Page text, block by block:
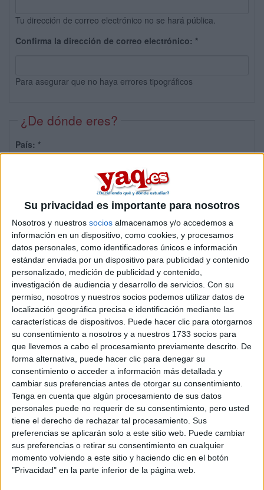
Su privacidad es importante para nosotros
Nosotros y nuestros socios almacenamos y/o accedemos a
información en un dispositivo, como cookies, y procesamos
datos personales, como identificadores únicos e información
estándar enviada por un dispositivo para publicidad y contenido
personalizado, medición de publicidad y contenido,
investigación de audiencia y desarrollo de servicios. Con su
permiso, nosotros y nuestros socios podemos utilizar datos de
localización geográfica precisa e identificación mediante las
características de dispositivos. Puede hacer clic para otorgarnos
su consentimiento a nosotros y a nuestros 1733 socios para
que llevemos a cabo el procesamiento previamente descrito. De
forma alternativa, puede hacer clic para denegar su
consentimiento o acceder a información más detallada y
cambiar sus preferencias antes de otorgar su consentimiento.
Tenga en cuenta que algún procesamiento de sus datos
personales puede no requerir de su consentimiento, pero usted
tiene el derecho de rechazar tal procesamiento. Sus
preferencias se aplicarán solo a este sitio web. Puede cambiar
sus preferencias o retirar su consentimiento en cualquier
momento volviendo a este sitio y haciendo clic en el botón
"Privacidad" en la parte inferior de la página web.
Tu dirección de correo electrónico no se hará pública.
Confirma la dirección de correo electrónico: *
Para asegurar que no haya errores tipográficos
¿De dónde eres?
País: *
Sobre ti
Soy:*
Chico
Chica
¿En qué año terminas (o terminaste) bachillerato o FP?
Soy estudiante de:*
Términos y Condiciones de Uso
Aceptolos Términos y Condicionesde uso*